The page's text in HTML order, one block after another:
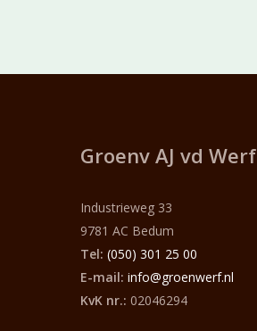
Groenv AJ vd Werf
Industrieweg 33
9781 AC Bedum
Tel: (050) 301 25 00
E-mail: info@groenwerf.nl
KvK nr.: 02046294